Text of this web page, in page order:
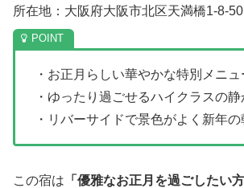
所在地：大阪府大阪市北区天満橋1-8-50
・お正月らしい華やかな特別メニ
・ゆったり過ごせるハイクラスの静
・リバーサイドで景色がよく新年の
この宿は 「優雅なお正月を過ごしたい方